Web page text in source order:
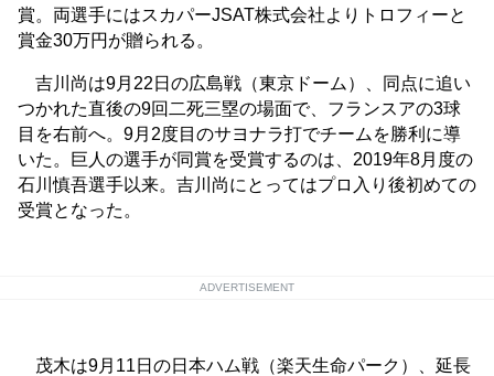
賞。両選手にはスカパーJSAT株式会社よりトロフィーと
賞金30万円が贈られる。
吉川尚は9月22日の広島戦（東京ドーム）、同点に追い
つかれた直後の9回二死三塁の場面で、フランスアの3球
目を右前へ。9月2度目のサヨナラ打でチームを勝利に導
いた。巨人の選手が同賞を受賞するのは、2019年8月度の
石川慎吾選手以来。吉川尚にとってはプロ入り後初めての
受賞となった。
ADVERTISEMENT
茂木は9月11日の日本ハム戦（楽天生命パーク）、延長